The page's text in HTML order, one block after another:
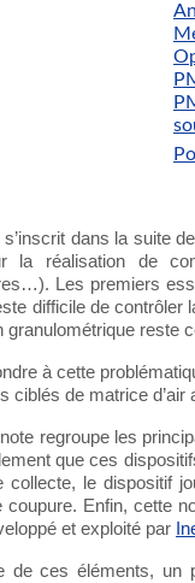
dans la suite
la réalisation de
Les premiers
difficile de contrôler
granulométrique reste
à cette
ciblés de matrice
regroupe les
que ces
collecte, le dispositif
coupure. Enfin, cette
et exploité par
de ces éléments, un